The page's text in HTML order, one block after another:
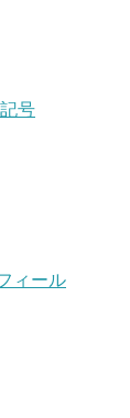
号
ィール